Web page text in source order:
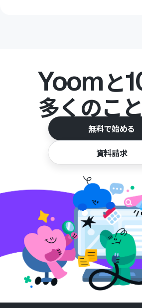
Yoomと
多くのこと
無料で始める
資料請求